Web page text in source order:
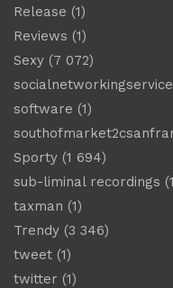
Release (1)
Reviews (1)
Sexy (7 072)
software (1)
Sporty (1 694)
sub-liminal recordings
taxman (1)
Trendy (3 346)
tweet (1)
twitter (1)